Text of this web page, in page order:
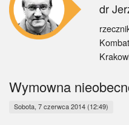
Świat
Myśl
Wiara
dr
Wymowna
Sobota, 7 czerwca 2014 (12:49)